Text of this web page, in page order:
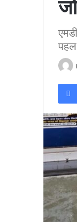
पहल
पर
हाथी
को
देखकर
घबराया
युवक,
रपटने
पर